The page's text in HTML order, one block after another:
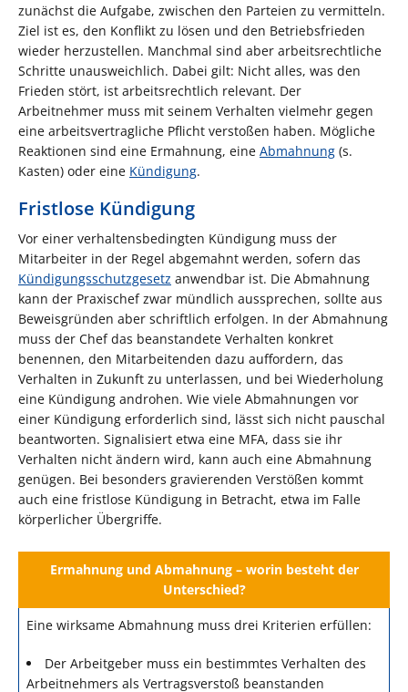
zunächst die Aufgabe, zwischen den Parteien zu vermitteln.
Ziel ist es, den Konflikt zu lösen und den Betriebsfrieden
wieder herzustellen. Manchmal sind aber arbeitsrechtliche
Schritte unausweichlich. Dabei gilt: Nicht alles, was den
Frieden stört, ist arbeitsrechtlich relevant. Der
Arbeitnehmer muss mit seinem Verhalten vielmehr gegen
eine arbeitsvertragliche Pflicht verstoßen haben. Mögliche
Reaktionen sind eine Ermahnung, eine Abmahnung (s.
Kasten) oder eine Kündigung.
Fristlose Kündigung
Vor einer verhaltensbedingten Kündigung muss der
Mitarbeiter in der Regel abgemahnt werden, sofern das
Kündigungsschutzgesetz anwendbar ist. Die Abmahnung
kann der Praxischef zwar mündlich aussprechen, sollte aus
Beweisgründen aber schriftlich erfolgen. In der Abmahnung
muss der Chef das beanstandete Verhalten konkret
benennen, den Mitarbeitenden dazu auffordern, das
Verhalten in Zukunft zu unterlassen, und bei Wiederholung
eine Kündigung androhen. Wie viele Abmahnungen vor
einer Kündigung erforderlich sind, lässt sich nicht pauschal
beantworten. Signalisiert etwa eine MFA, dass sie ihr
Verhalten nicht ändern wird, kann auch eine Abmahnung
genügen. Bei besonders gravierenden Verstößen kommt
auch eine fristlose Kündigung in Betracht, etwa im Falle
körperlicher Übergriffe.
Ermahnung und Abmahnung – worin besteht der
Unterschied?
Eine wirksame Abmahnung muss drei Kriterien erfüllen:
Der Arbeitgeber muss ein bestimmtes Verhalten des
Arbeitnehmers als Vertragsverstoß beanstanden